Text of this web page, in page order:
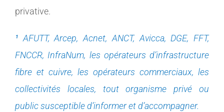
privative.
¹ AFUTT, Arcep, Acnet, ANCT, Avicca, DGE, FFT,
FNCCR, InfraNum, les opérateurs d’infrastructure
fibre et cuivre, les opérateurs commerciaux, les
collectivités locales, tout organisme privé ou
public susceptible d’informer et d’accompagner.